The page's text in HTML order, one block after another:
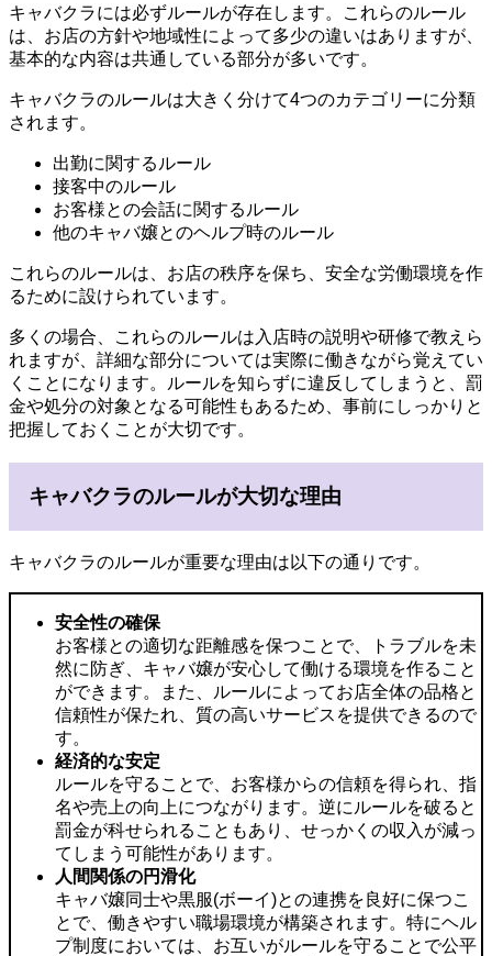
キャバクラには必ずルールが存在します。これらのルール
は、お店の方針や地域性によって多少の違いはありますが、
基本的な内容は共通している部分が多いです。
キャバクラのルールは大きく分けて4つのカテゴリーに分類
されます。
出勤に関するルール
接客中のルール
お客様との会話に関するルール
他のキャバ嬢とのヘルプ時のルール
これらのルールは、お店の秩序を保ち、安全な労働環境を作
るために設けられています。
多くの場合、これらのルールは入店時の説明や研修で教えら
れますが、詳細な部分については実際に働きながら覚えてい
くことになります。ルールを知らずに違反してしまうと、罰
金や処分の対象となる可能性もあるため、事前にしっかりと
把握しておくことが大切です。
キャバクラのルールが大切な理由
キャバクラのルールが重要な理由は以下の通りです。
安全性の確保
お客様との適切な距離感を保つことで、トラブルを未
然に防ぎ、キャバ嬢が安心して働ける環境を作ること
ができます。また、ルールによってお店全体の品格と
信頼性が保たれ、質の高いサービスを提供できるので
す。
経済的な安定
ルールを守ることで、お客様からの信頼を得られ、指
名や売上の向上につながります。逆にルールを破ると
罰金が科せられることもあり、せっかくの収入が減っ
てしまう可能性があります。
人間関係の円滑化
キャバ嬢同士や黒服(ボーイ)との連携を良好に保つこ
とで、働きやすい職場環境が構築されます。特にヘル
プ制度においては、お互いがルールを守ることで公平